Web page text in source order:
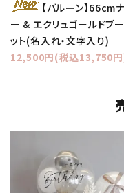
【バルーン】66cm
ー & エクリュゴールドブ
ット(名入れ・文字入り)
12,500円(税込13,750